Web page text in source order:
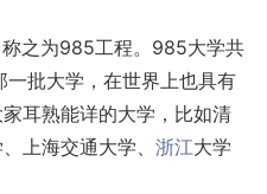
之为985工程。985大学共
批大学，在世界上也具有
耳熟能详的大学，比如清
上海交通大学、 浙江大学